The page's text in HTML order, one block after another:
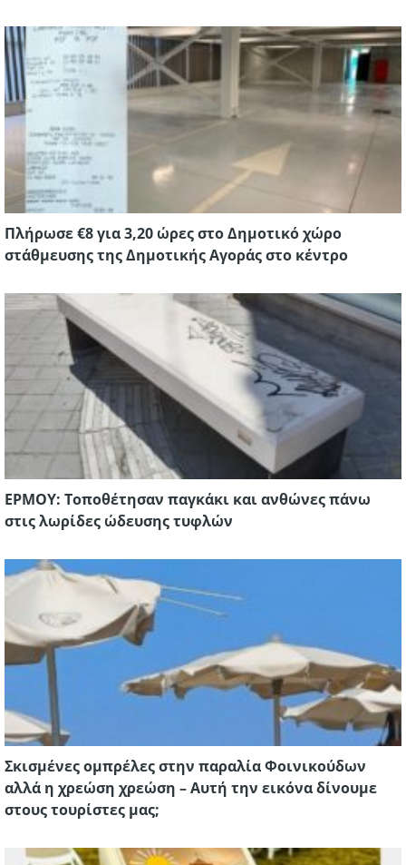
Πλήρωσε €8 για 3,20 ώρες στο Δημοτικό χώρο
στάθμευσης της Δημοτικής Αγοράς στο κέντρο
ΕΡΜΟΥ: Τοποθέτησαν παγκάκι και ανθώνες πάνω
στις λωρίδες ώδευσης τυφλών
Σκισμένες ομπρέλες στην παραλία Φοινικούδων
αλλά η χρεώση χρεώση – Αυτή την εικόνα δίνουμε
στους τουρίστες μας;